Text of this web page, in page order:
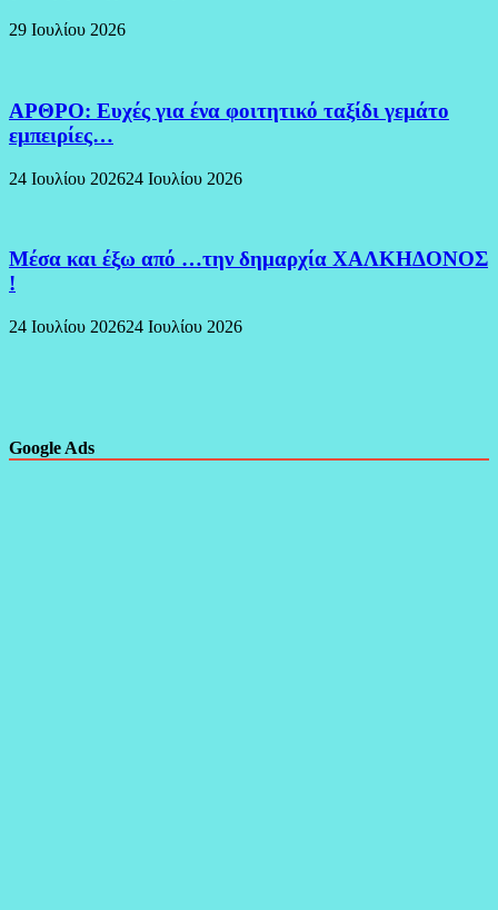
29 Ιουλίου 2026
ΑΡΘΡΟ: Ευχές για ένα φοιτητικό ταξίδι γεμάτο
εμπειρίες…
24 Ιουλίου 202624 Ιουλίου 2026
Μέσα και έξω από …την δημαρχία ΧΑΛΚΗΔΟΝΟΣ
!
24 Ιουλίου 202624 Ιουλίου 2026
Google Ads